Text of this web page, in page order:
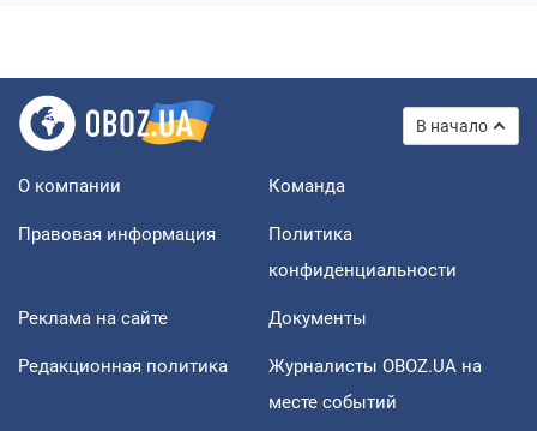
В начало
О компании Команда
Правовая информация
Политика
конфиденциальности
Реклама на сайте Документы
Редакционная политика
Журналисты OBOZ.UA на
месте событий